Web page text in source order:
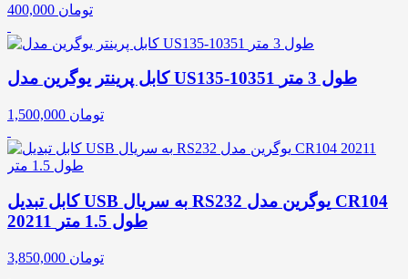
400,000 تومان
کابل پرینتر یوگرین مدل US135-10351 طول 3 متر
1,500,000 تومان
کابل تبدیل USB به سریال RS232 یوگرین مدل CR104
20211 طول 1.5 متر
3,850,000 تومان